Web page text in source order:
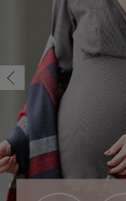
マタニティ スカート
マタニティ トップス
マタニティ アウター（コー
妊婦帯・腹帯・産前ガードル
マタニティ 授乳 キャミソール
産褥ショーツ
骨盤・マタニティベルト （妊
産後 ガードル インナー
マタニティ 腹巻き
マタニティ ドレス（結婚式・
マタニティ フォーマル パン
【アウトレット】ボトムス
【アウトレット】パジャマ
【アウトレット】インナー
【アウトレット】ベビー
見えてもカワイイ
コットン素材
冷房対策
接触冷感素材
Tシャツブラ
ブラトップ
親子セット